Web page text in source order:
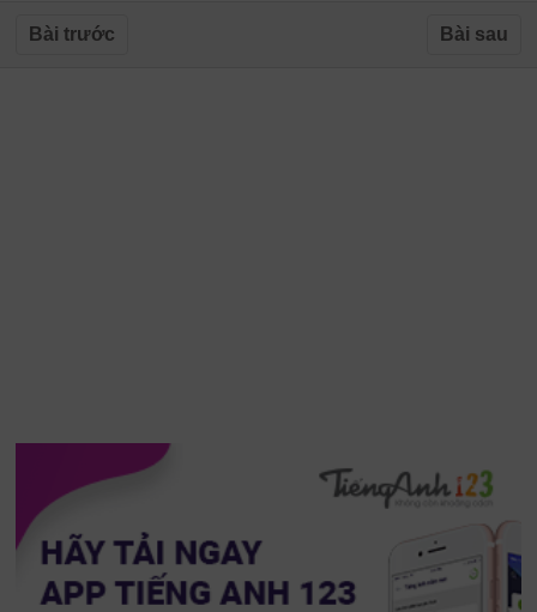
Bài trước Bài sau